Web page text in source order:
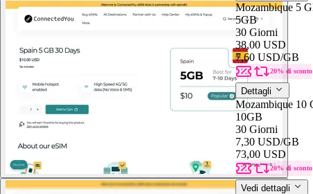
Mozambique 5
5GB
30 Giorni
38,00 USD
7,60 USD/GB
20% di sconto
Dettagli
Mozambique 10
10GB
30 Giorni
7,30 USD/GB
73,00 USD
20% di sconto
Vedi dettagli